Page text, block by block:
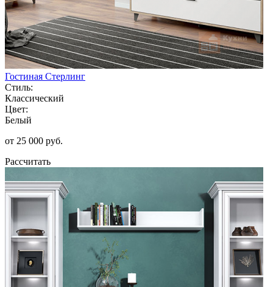
Гостиная Стерлинг
Стиль:
Классический
Цвет:
Белый
от 25 000 руб.
Рассчитать